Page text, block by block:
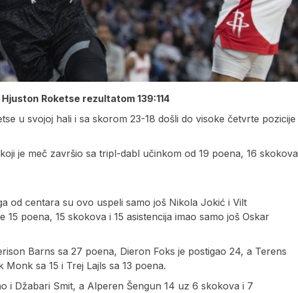
Roketse rezultatom 139:114
u svojoj hali i sa skorom 23-18 došli do visoke četvrte pozicije
je meč završio sa tripl-dabl učinkom od 19 poena, 16 skokova
od centara su ovo uspeli samo još Nikola Jokić i Vilt
poena, 15 skokova i 15 asistencija imao samo još Oskar
Barns sa 27 poena, Dieron Foks je postigao 24, a Terens
sa 15 i Trej Lajls sa 13 poena.
i Džabari Smit, a Alperen Šengun 14 uz 6 skokova i 7